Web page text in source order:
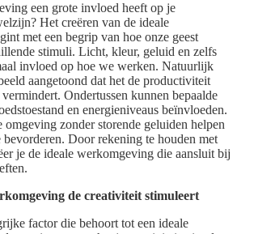
een grote invloed heeft op je
Het creëren van de ideale
met een begrip van hoe onze geest
stimuli. Licht, kleur, geluid en zelfs
invloed op hoe we werken. Natuurlijk
aangetoond dat het de productiviteit
Ondertussen kunnen bepaalde
en energieniveaus beïnvloeden.
omgeving zonder storende geluiden helpen
bevorderen. Door rekening te houden met
je de ideale werkomgeving die aansluit bij
de creativiteit stimuleert
factor die behoort tot een ideale